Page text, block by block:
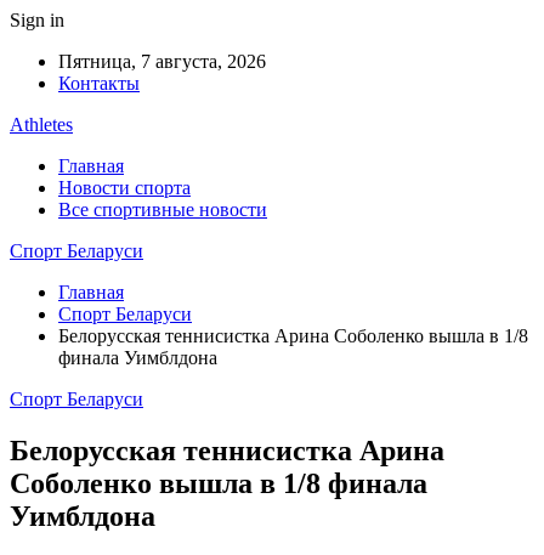
Sign in
Пятница, 7 августа, 2026
Контакты
Athletes
Главная
Новости спорта
Все спортивные новости
Спорт Беларуси
Главная
Спорт Беларуси
Белорусская теннисистка Арина Соболенко вышла в 1/8
финала Уимблдона
Спорт Беларуси
Белорусская теннисистка Арина
Соболенко вышла в 1/8 финала
Уимблдона